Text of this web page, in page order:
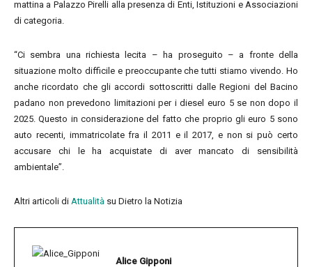
mattina a Palazzo Pirelli alla presenza di Enti, Istituzioni e Associazioni
di categoria.
“Ci sembra una richiesta lecita – ha proseguito – a fronte della
situazione molto difficile e preoccupante che tutti stiamo vivendo. Ho
anche ricordato che gli accordi sottoscritti dalle Regioni del Bacino
padano non prevedono limitazioni per i diesel euro 5 se non dopo il
2025. Questo in considerazione del fatto che proprio gli euro 5 sono
auto recenti, immatricolate fra il 2011 e il 2017, e non si può certo
accusare chi le ha acquistate di aver mancato di sensibilità
ambientale”.
Altri articoli di Attualità su Dietro la Notizia
Alice Gipponi